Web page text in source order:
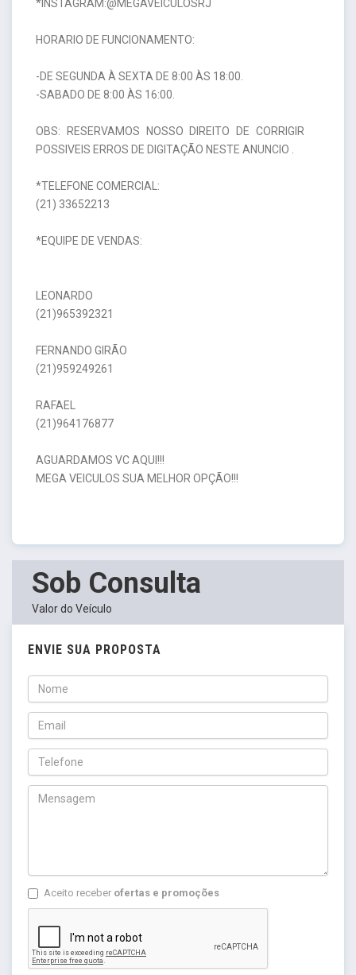
*INSTAGRAM:@MEGAVEICULOSRJ
HORARIO DE FUNCIONAMENTO:
-DE SEGUNDA À SEXTA DE 8:00 ÀS 18:00.
-SABADO DE 8:00 ÀS 16:00.
OBS: RESERVAMOS NOSSO DIREITO DE CORRIGIR
POSSIVEIS ERROS DE DIGITAÇÃO NESTE ANUNCIO .
*TELEFONE COMERCIAL:
(21) 33652213
*EQUIPE DE VENDAS:
LEONARDO
(21)965392321
FERNANDO GIRÃO
(21)959249261
RAFAEL
(21)964176877
AGUARDAMOS VC AQUI!!!
MEGA VEICULOS SUA MELHOR OPÇÃO!!!
Sob Consulta
Valor do Veículo
ENVIE SUA PROPOSTA
Aceito receber ofertas e promoções